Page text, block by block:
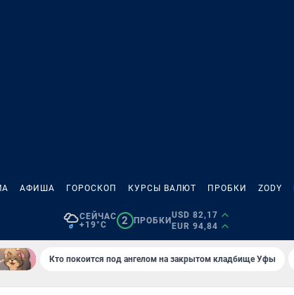
АФИША ГОРОСКОП КУРСЫ ВАЛЮТ ПРОБКИ ZODY
СЕЙЧАС
+19°C
2 ПРОБКИ
USD 82,17
EUR 94,84
Кто покоится под ангелом на закрытом кладбище Уфы